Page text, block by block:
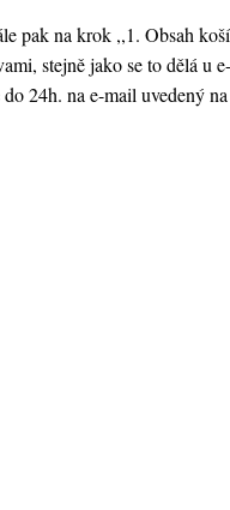
pak na krok ,,1. Obsah
stejně jako se to dělá u
24h. na e-mail uvedený